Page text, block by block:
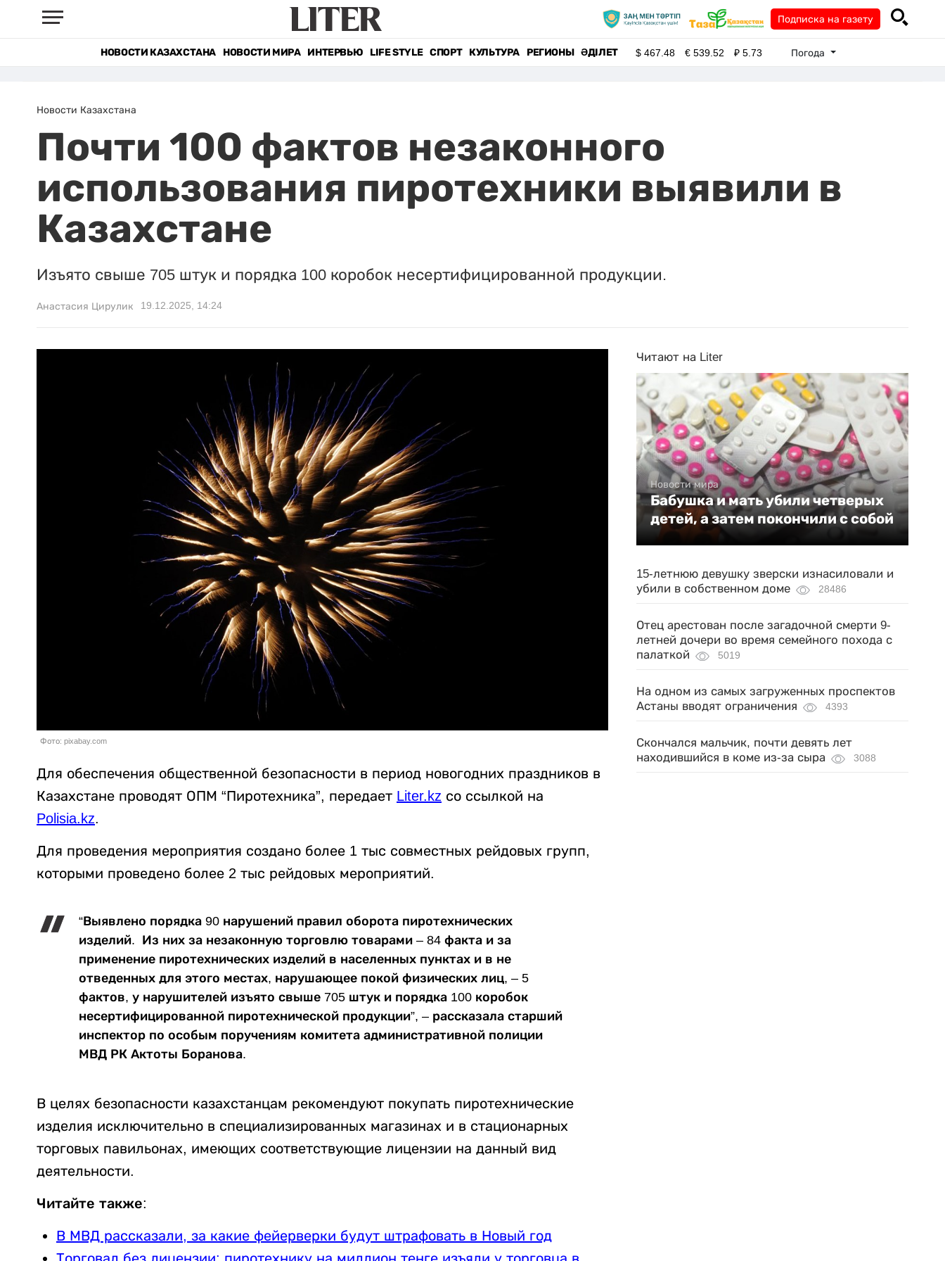
Подписка на газету
НОВОСТИ КАЗАХСТАНА НОВОСТИ МИРА ИНТЕРВЬЮ LIFE STYLE СПОРТ КУЛЬТУРА РЕГИОНЫ ӘДІЛЕТ $467.48 €539.52 ₽5.73 Погода
Новости Казахстана
Почти 100 фактов незаконного
использования пиротехники выявили в
Казахстане
Изъято свыше 705 штук и порядка 100 коробок несертифицированной продукции.
Анастасия Цирулик 19.12.2025, 14:24
Фото: pixabay.com
Для обеспечения общественной безопасности в период новогодних праздников в
Казахстане проводят ОПМ “Пиротехника”, передает Liter.kz со ссылкой на
Polisia.kz.
Для проведения мероприятия создано более 1 тыс совместных рейдовых групп,
которыми проведено более 2 тыс рейдовых мероприятий.
“Выявлено порядка 90 нарушений правил оборота пиротехнических
изделий. Из них за незаконную торговлю товарами – 84 факта и за
применение пиротехнических изделий в населенных пунктах и в не
отведенных для этого местах, нарушающее покой физических лиц, – 5
фактов, у нарушителей изъято свыше 705 штук и порядка 100 коробок
несертифицированной пиротехнической продукции”, – рассказала старший
инспектор по особым поручениям комитета административной полиции
МВД РК Актоты Боранова.
В целях безопасности казахстанцам рекомендуют покупать пиротехнические
изделия исключительно в специализированных магазинах и в стационарных
торговых павильонах, имеющих соответствующие лицензии на данный вид
деятельности.
Читайте также:
В МВД рассказали, за какие фейерверки будут штрафовать в Новый год
Читают на Liter
Новости мира
Бабушка и мать убили четверых
детей, а затем покончили с собой
15-летнюю девушку зверски изнасиловали и
убили в собственном доме
28486
Отец арестован после загадочной смерти 9-
летней дочери во время семейного похода с
палаткой
5019
На одном из самых загруженных проспектов
Астаны вводят ограничения
4393
Скончался мальчик, почти девять лет
находившийся в коме из-за сыра
3088